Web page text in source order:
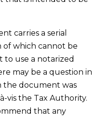
carries a serial
which cannot be
to use a notarized
may be a question in
document was
vis the Tax Authority.
that any